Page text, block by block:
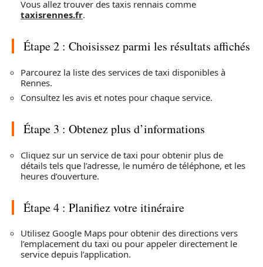
Vous allez trouver des taxis rennais comme
taxisrennes.fr.
Étape 2 : Choisissez parmi les résultats affichés
Parcourez la liste des services de taxi disponibles à
Rennes.
Consultez les avis et notes pour chaque service.
Étape 3 : Obtenez plus d’informations
Cliquez sur un service de taxi pour obtenir plus de
détails tels que l’adresse, le numéro de téléphone, et les
heures d’ouverture.
Étape 4 : Planifiez votre itinéraire
Utilisez Google Maps pour obtenir des directions vers
l’emplacement du taxi ou pour appeler directement le
service depuis l’application.